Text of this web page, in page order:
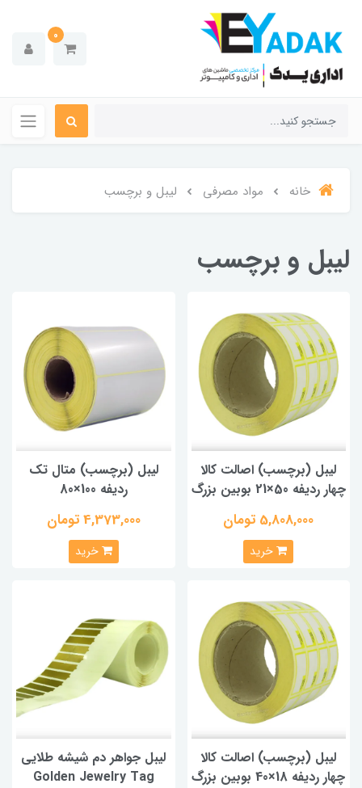
0
خانه مواد مصرفی لیبل و برچسب
لیبل و برچسب
لیبل (برچسب) اصالت کالا
چهار ردیفه 50×21 بوبین بزرگ
5,808,000 تومان
خرید
لیبل (برچسب) متال تک
ردیفه 100×80
4,373,000 تومان
خرید
لیبل (برچسب) اصالت کالا
چهار ردیفه 18×40 بوبین بزرگ
لیبل جواهر دم شیشه طلایی
Golden Jewelry Tag